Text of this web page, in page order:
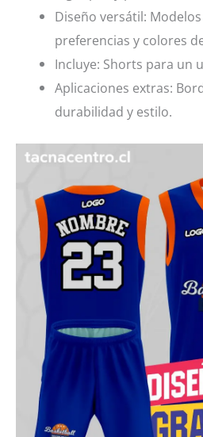
Diseño versátil:
preferencias y colores
Incluye: Shorts para un
Aplicaciones extras:
durabilidad y estilo.